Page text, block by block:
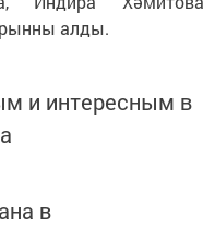
алды.
и интересным в
в